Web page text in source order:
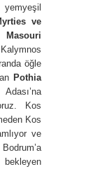
ve
Masouri
öğle
Pothia
Kos
Kos
ve